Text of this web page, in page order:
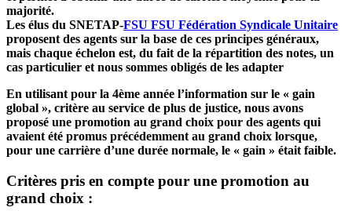
majorité.
Les élus du SNETAP-FSU FSU Fédération Syndicale Unitaire
proposent des agents sur la base de ces principes généraux,
mais chaque échelon est, du fait de la répartition des notes, un
cas particulier et nous sommes obligés de les adapter
En utilisant pour la 4ème année l’information sur le « gain
global », critère au service de plus de justice, nous avons
proposé une promotion au grand choix pour des agents qui
avaient été promus précédemment au grand choix lorsque,
pour une carrière d’une durée normale, le « gain » était faible.
Critères pris en compte pour une promotion au
grand choix :